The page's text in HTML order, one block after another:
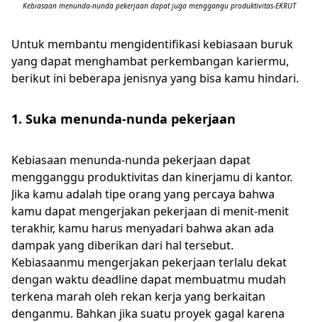
Kebiasaan menunda-nunda pekerjaan dapat juga menggangu produktivitas-EKRUT
Untuk membantu mengidentifikasi kebiasaan buruk
yang dapat menghambat perkembangan kariermu,
berikut ini beberapa jenisnya yang bisa kamu hindari.
1. Suka menunda-nunda pekerjaan
Kebiasaan menunda-nunda pekerjaan dapat
mengganggu produktivitas dan kinerjamu di kantor.
Jika kamu adalah tipe orang yang percaya bahwa
kamu dapat mengerjakan pekerjaan di menit-menit
terakhir, kamu harus menyadari bahwa akan ada
dampak yang diberikan dari hal tersebut.
Kebiasaanmu mengerjakan pekerjaan terlalu dekat
dengan waktu deadline dapat membuatmu mudah
terkena marah oleh rekan kerja yang berkaitan
denganmu. Bahkan jika suatu proyek gagal karena